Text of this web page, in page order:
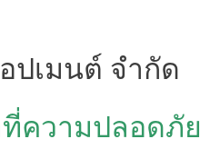
ปเมนต์ จำกัด
ที่ความปลอดภัย